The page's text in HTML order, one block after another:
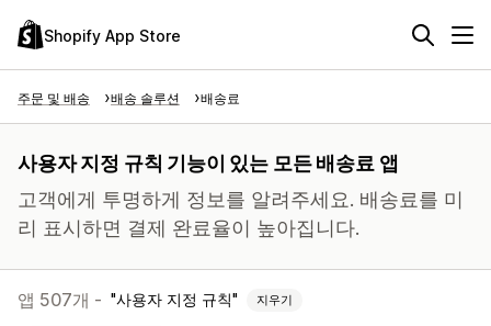
Shopify App Store
주문 및 배송 배송 솔루션 배송료
사용자 지정 규칙 기능이 있는 모든 배송료 앱
고객에게 투명하게 정보를 알려주세요. 배송료를 미
리 표시하면 결제 완료율이 높아집니다.
앱 507개 - 사용자 지정 규칙 지우기